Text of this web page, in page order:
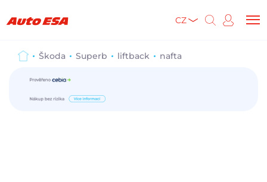
CZ
Škoda Superb liftback nafta